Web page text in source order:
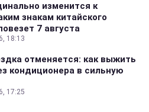
изменится к
знакам китайского
7 августа
18:13
отменяется: как выжить
кондиционера в сильную
17:25